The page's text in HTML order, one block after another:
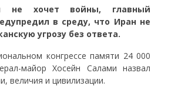
не хочет войны, главный
в среду, что Иран не
угрозу без ответа.
конгрессе памяти 24 000
майор Хосейн Салами назвал
величия и цивилизации.